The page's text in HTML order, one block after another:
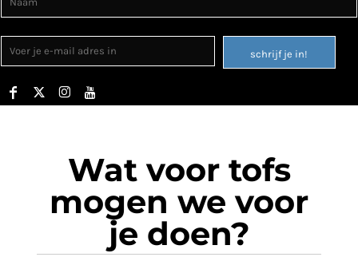
schrijf je in!
Wat voor tofs
mogen we voor
je doen?